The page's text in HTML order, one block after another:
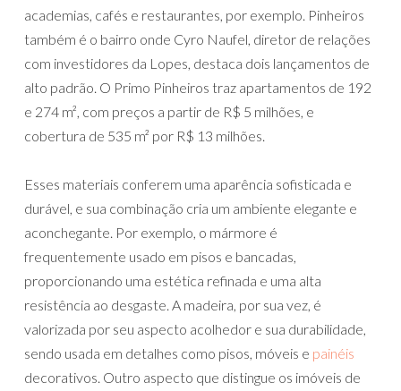
academias, cafés e restaurantes, por exemplo. Pinheiros
também é o bairro onde Cyro Naufel, diretor de relações
com investidores da Lopes, destaca dois lançamentos de
alto padrão. O Primo Pinheiros traz apartamentos de 192
e 274 m², com preços a partir de R$ 5 milhões, e
cobertura de 535 m² por R$ 13 milhões.
Esses materiais conferem uma aparência sofisticada e
durável, e sua combinação cria um ambiente elegante e
aconchegante. Por exemplo, o mármore é
frequentemente usado em pisos e bancadas,
proporcionando uma estética refinada e uma alta
resistência ao desgaste. A madeira, por sua vez, é
valorizada por seu aspecto acolhedor e sua durabilidade,
sendo usada em detalhes como pisos, móveis e painéis
decorativos. Outro aspecto que distingue os imóveis de